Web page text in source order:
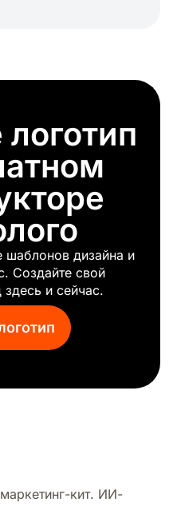
шаблонов дизайна и
Создайте свой
и сейчас.
кит. ИИ-